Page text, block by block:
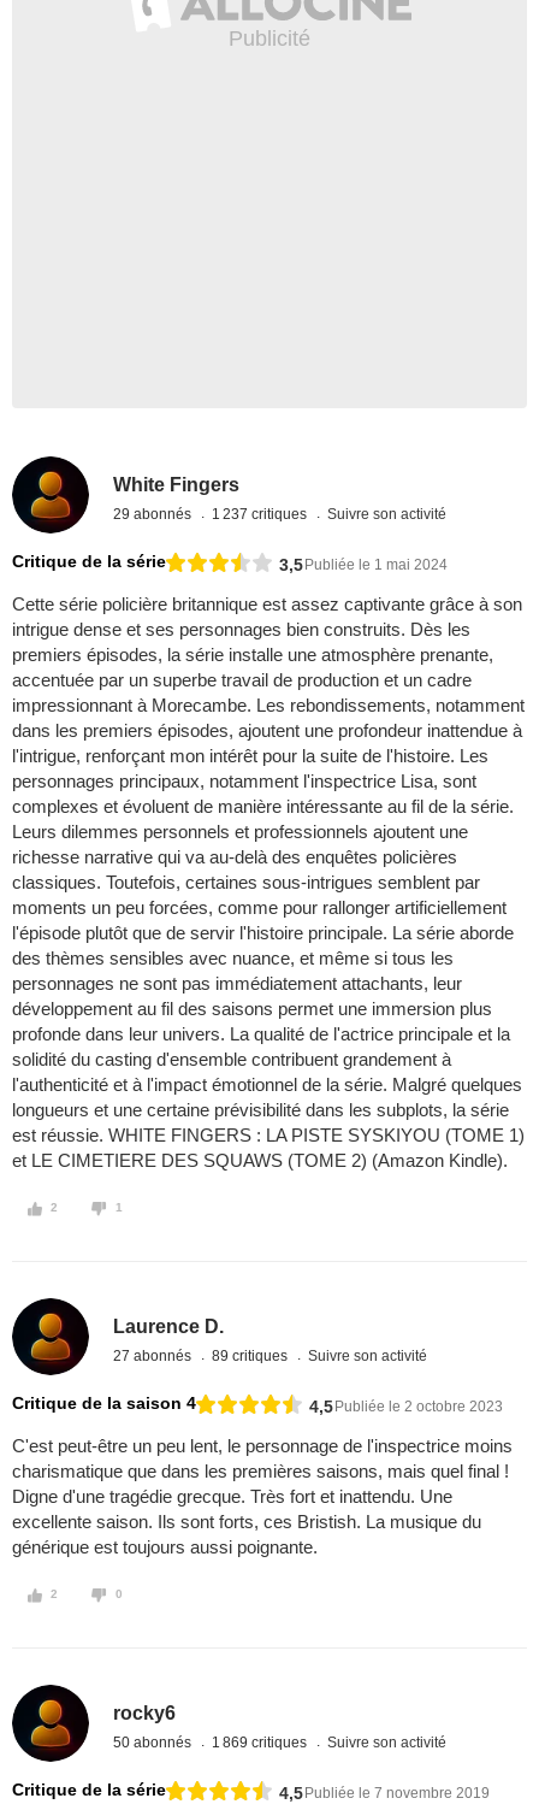
White Fingers
29 abonnés 1 237 critiques Suivre son activité
Critique de la série 3,5Publiée le 1 mai 2024
Cette série policière britannique est assez captivante grâce à son
intrigue dense et ses personnages bien construits. Dès les
premiers épisodes, la série installe une atmosphère prenante,
accentuée par un superbe travail de production et un cadre
impressionnant à Morecambe. Les rebondissements, notamment
dans les premiers épisodes, ajoutent une profondeur inattendue à
l'intrigue, renforçant mon intérêt pour la suite de l'histoire. Les
personnages principaux, notamment l'inspectrice Lisa, sont
complexes et évoluent de manière intéressante au fil de la série.
Leurs dilemmes personnels et professionnels ajoutent une
richesse narrative qui va au-delà des enquêtes policières
classiques. Toutefois, certaines sous-intrigues semblent par
moments un peu forcées, comme pour rallonger artificiellement
l'épisode plutôt que de servir l'histoire principale. La série aborde
des thèmes sensibles avec nuance, et même si tous les
personnages ne sont pas immédiatement attachants, leur
développement au fil des saisons permet une immersion plus
profonde dans leur univers. La qualité de l'actrice principale et la
solidité du casting d'ensemble contribuent grandement à
l'authenticité et à l'impact émotionnel de la série. Malgré quelques
longueurs et une certaine prévisibilité dans les subplots, la série
est réussie. WHITE FINGERS : LA PISTE SYSKIYOU (TOME 1)
et LE CIMETIERE DES SQUAWS (TOME 2) (Amazon Kindle).
2 1
Laurence D.
27 abonnés 89 critiques Suivre son activité
Critique de la saison 4 4,5Publiée le 2 octobre 2023
C'est peut-être un peu lent, le personnage de l'inspectrice moins
charismatique que dans les premières saisons, mais quel final !
Digne d'une tragédie grecque. Très fort et inattendu. Une
excellente saison. Ils sont forts, ces Bristish. La musique du
générique est toujours aussi poignante.
2 0
rocky6
50 abonnés 1 869 critiques Suivre son activité
Critique de la série 4,5Publiée le 7 novembre 2019